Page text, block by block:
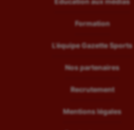
Formation
L’équipe Gazette Sports
Nos partenaires
Recrutement
Mentions légales